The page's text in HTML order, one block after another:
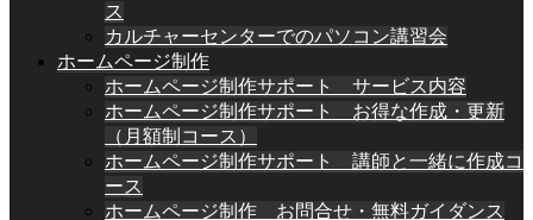
ス
カルチャーセンターでのパソコン講習会
ホームページ制作
ホームページ制作サポート サービス内容
ホームページ制作サポート お得な作成・更新
（月額制コース）
ホームページ制作サポート 講師と一緒に作成コ
ース
ホームページ制作 お問合せ・無料ガイダンス